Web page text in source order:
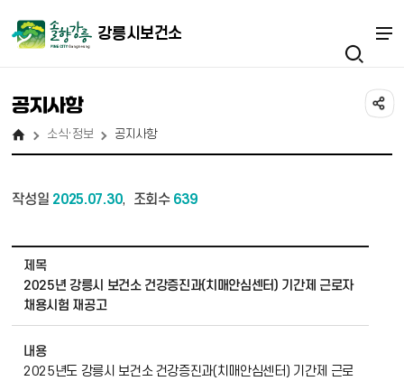
강릉시보건소
공지사항
소식·정보 공지사항
작성일 2025.07.30, 조회수 639
제목
2025년 강릉시 보건소 건강증진과(치매안심센터) 기간제 근로자
채용시험 재공고
내용
2025년도 강릉시 보건소 건강증진과(치매안심센터) 기간제 근로